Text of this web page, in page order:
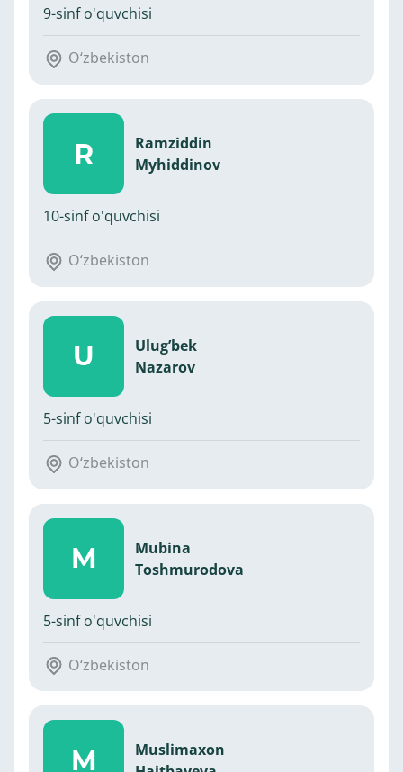
9-sinf o'quvchisi
O‘zbekiston
R
Ramziddin
Myhiddinov
10-sinf o'quvchisi
O‘zbekiston
U
Ulug’bek
Nazarov
5-sinf o'quvchisi
O‘zbekiston
M
Mubina
Toshmurodova
5-sinf o'quvchisi
O‘zbekiston
M
Muslimaxon